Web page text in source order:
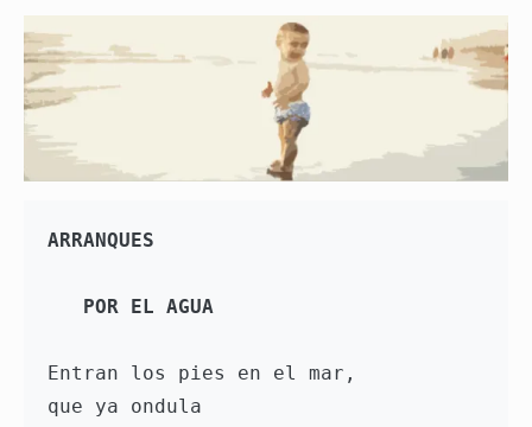
ARRANQUES
POR EL AGUA
Entran los pies en el mar,
que ya ondula